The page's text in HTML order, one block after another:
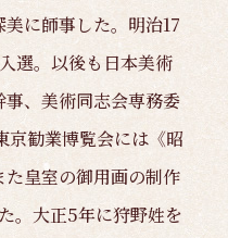
に師事した。明治17
選。以後も日本美術
、美術同志会専務委
京勧業博覧会には《昭
皇室の御用画の制作
。大正5年に狩野姓を